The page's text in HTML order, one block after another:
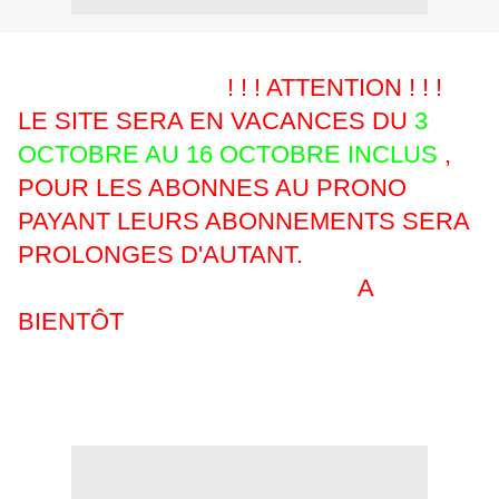
! ! ! ATTENTION ! ! !
LE SITE SERA EN VACANCES DU 3
OCTOBRE AU 16 OCTOBRE INCLUS ,
POUR LES ABONNES AU PRONO
PAYANT LEURS ABONNEMENTS SERA
PROLONGES D'AUTANT.
A
BIENTÔT